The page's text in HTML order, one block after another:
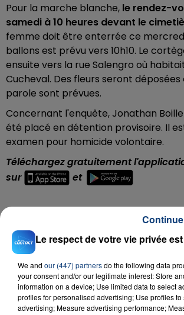
Pour la marche blanche, le rendez-
samedi à 10 heures devant le
femme doit être enterrée ce
ballons est prévu vers 10h10. Le
ensuite vers la rue Salengro où
Cucheval. Des fleurs seront déposées
parole sont prévues.
Concernant l'enquête,Jonathan
été placé en détention provisoire. Il
examen pour homicide volontaire.
Téléchargez gratuitement
sur
et
Don't Start Now
DUA LIPA
RADIO
Le respect de votre vie privée
We and our (447) partnersdo the following data
your consent and/or our legitimate interest: Store
information on a device; Use limited data to select
profiles for personalised advertising; Use profiles
advertising; Measure advertising performance;